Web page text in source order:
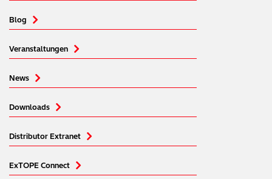
Blog
Veranstaltungen
News
Downloads
Distributor Extranet
ExTOPE Connect